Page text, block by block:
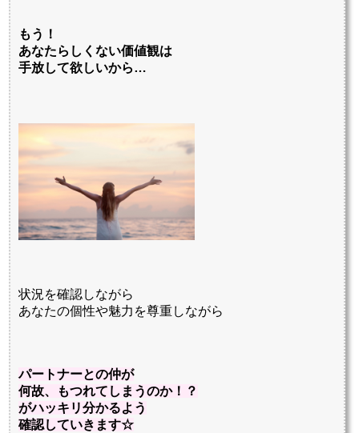
もう！
あなたらしくない価値観は
手放して欲しいから…
状況を確認しながら
あなたの個性や魅力を尊重しながら
パートナーとの仲が
何故、もつれてしまうのか！？
がハッキリ分かるよう
確認していきます☆